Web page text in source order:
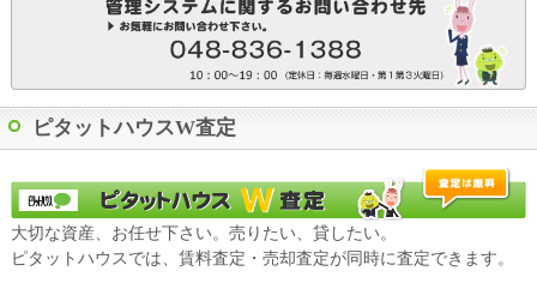
ピタットハウスW査定
大切な資産、お任せ下さい。売りたい、貸したい。
ピタットハウスでは、賃料査定・売却査定が同時に査定できます。